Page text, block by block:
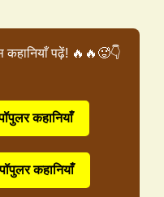
पढ़ें! 🔥🔥🥵👇
कहानियाँ
कहानियाँ